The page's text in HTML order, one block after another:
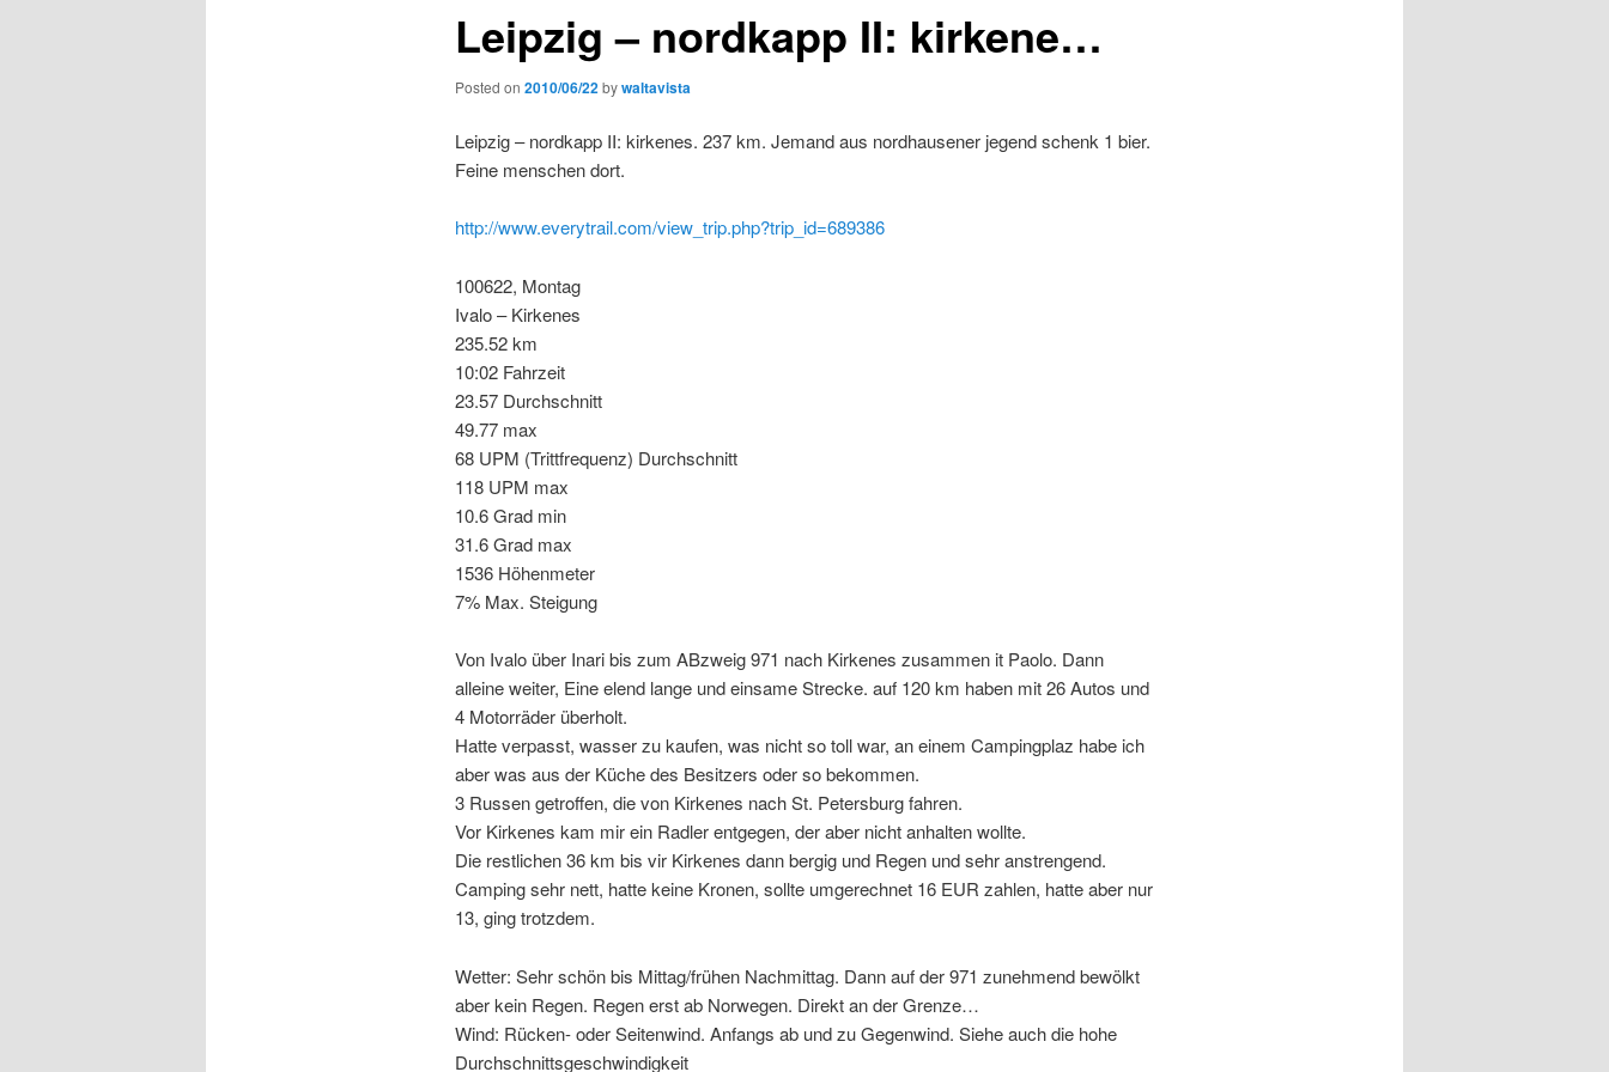
Leipzig – nordkapp II: kirkene…
Posted on 2010/06/22bywaltavista
Leipzig – nordkapp II: kirkenes. 237 km. Jemand aus nordhausener jegend schenk 1 bier.
Feine menschen dort.
http://www.everytrail.com/view_trip.php?trip_id=689386
100622, Montag
Ivalo – Kirkenes
235.52 km
10:02 Fahrzeit
23.57 Durchschnitt
49.77 max
68 UPM (Trittfrequenz) Durchschnitt
118 UPM max
10.6 Grad min
31.6 Grad max
1536 Höhenmeter
7% Max. Steigung
Von Ivalo über Inari bis zum ABzweig 971 nach Kirkenes zusammen it Paolo. Dann
alleine weiter, Eine elend lange und einsame Strecke. auf 120 km haben mit 26 Autos und
4 Motorräder überholt.
Hatte verpasst, wasser zu kaufen, was nicht so toll war, an einem Campingplaz habe ich
aber was aus der Küche des Besitzers oder so bekommen.
3 Russen getroffen, die von Kirkenes nach St. Petersburg fahren.
Vor Kirkenes kam mir ein Radler entgegen, der aber nicht anhalten wollte.
Die restlichen 36 km bis vir Kirkenes dann bergig und Regen und sehr anstrengend.
Camping sehr nett, hatte keine Kronen, sollte umgerechnet 16 EUR zahlen, hatte aber nur
13, ging trotzdem.
Wetter: Sehr schön bis Mittag/frühen Nachmittag. Dann auf der 971 zunehmend bewölkt
aber kein Regen. Regen erst ab Norwegen. Direkt an der Grenze…
Wind: Rücken- oder Seitenwind. Anfangs ab und zu Gegenwind. Siehe auch die hohe
Durchschnittsgeschwindigkeit